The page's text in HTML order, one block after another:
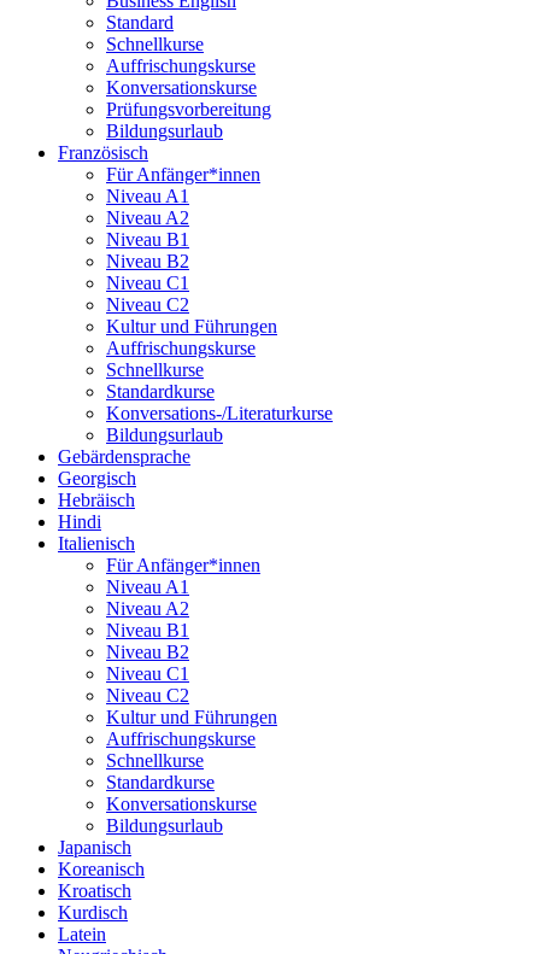
Standard
Schnellkurse
Auffrischungskurse
Konversationskurse
Prüfungsvorbereitung
Bildungsurlaub
Französisch
Für Anfänger*innen
Niveau A1
Niveau A2
Niveau B1
Niveau B2
Niveau C1
Niveau C2
Kultur und Führungen
Auffrischungskurse
Schnellkurse
Standardkurse
Konversations-/Literaturkurse
Bildungsurlaub
Gebärdensprache
Georgisch
Hebräisch
Hindi
Italienisch
Für Anfänger*innen
Niveau A1
Niveau A2
Niveau B1
Niveau B2
Niveau C1
Niveau C2
Kultur und Führungen
Auffrischungskurse
Schnellkurse
Standardkurse
Konversationskurse
Bildungsurlaub
Japanisch
Koreanisch
Kroatisch
Kurdisch
Latein